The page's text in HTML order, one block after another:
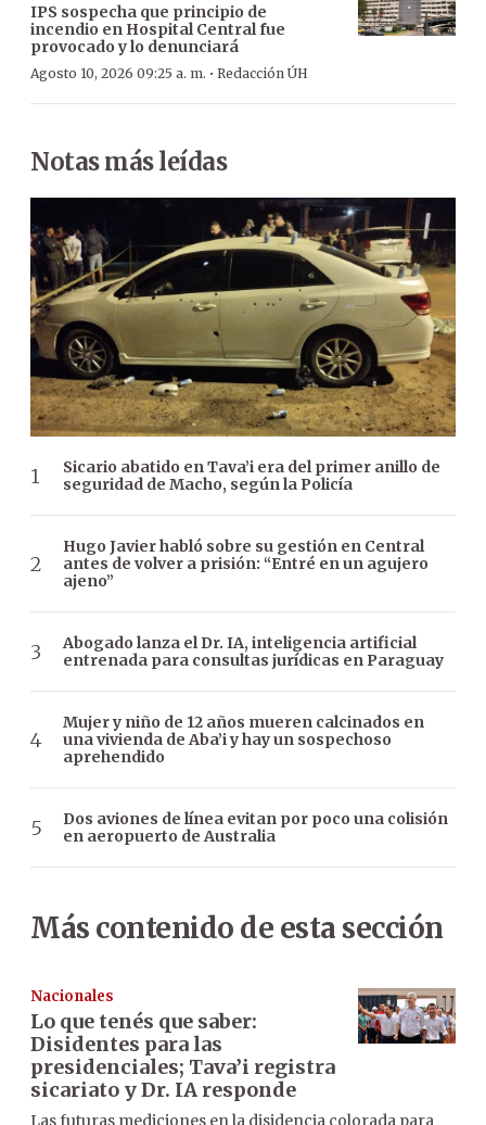
IPS sospecha que principio de
incendio en Hospital Central fue
provocado y lo denunciará
Agosto 10, 2026 09:25 a. m. · Redacción ÚH
Notas más leídas
Sicario abatido en Tava’i era del primer anillo de
seguridad de Macho, según la Policía
Hugo Javier habló sobre su gestión en Central
antes de volver a prisión: “Entré en un agujero
ajeno”
Abogado lanza el Dr. IA, inteligencia artificial
entrenada para consultas jurídicas en Paraguay
Mujer y niño de 12 años mueren calcinados en
una vivienda de Aba’i y hay un sospechoso
aprehendido
Dos aviones de línea evitan por poco una colisión
en aeropuerto de Australia
Más contenido de esta sección
Nacionales
Lo que tenés que saber:
Disidentes para las
presidenciales; Tava’i registra
sicariato y Dr. IA responde
Las futuras mediciones en la disidencia colorada para